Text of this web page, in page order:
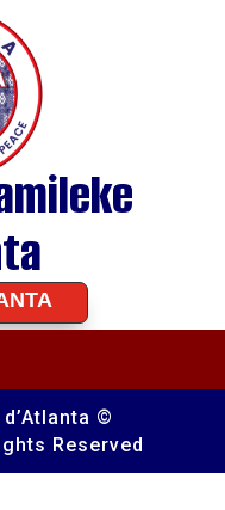
©
Reserved